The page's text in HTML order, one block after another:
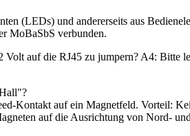
(LEDs) und andererseits aus
MoBaSbS verbunden.
auf die RJ45 zu jumpern? A4: Bitte
Kontakt auf ein Magnetfeld. Vorteil:
auf die Ausrichtung von Nord-